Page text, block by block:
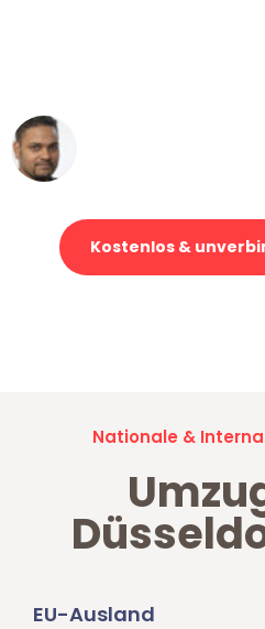
Kostenlos &
Nationale &
EU-Ausland